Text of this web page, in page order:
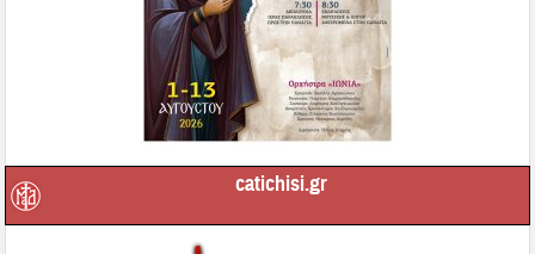
catichisi.gr